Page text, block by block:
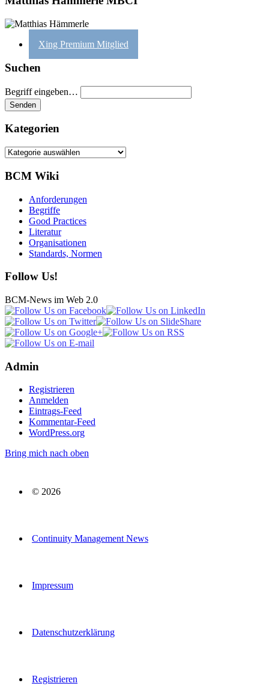
Xing Premium Mitglied
Suchen
Begriff eingeben…
Kategorien
Kategorien
BCM Wiki
Anforderungen
Begriffe
Good Practices
Literatur
Organisationen
Standards, Normen
Follow Us!
BCM-News im Web 2.0
Admin
Registrieren
Anmelden
Eintrags-Feed
Kommentar-Feed
WordPress.org
Bring mich nach oben
© 2026
Continuity Management News
Impressum
Datenschutzerklärung
Registrieren